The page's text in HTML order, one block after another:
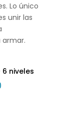
Lo único
unir las
niveles